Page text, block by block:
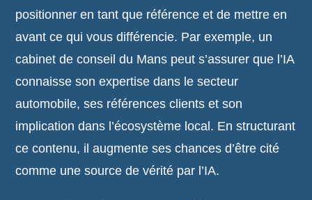
positionner en tant que référence et de mettre en
avant ce qui vous différencie. Par exemple, un
cabinet de conseil du Mans peut s’assurer que l’IA
connaisse son expertise dans le secteur
automobile, ses références clients et son
implication dans l’écosystème local. En structurant
ce contenu, il augmente ses chances d’être cité
comme une source de vérité par l’IA.